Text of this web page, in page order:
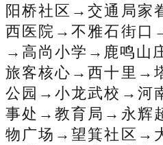
阳桥社区→交通局
西医院→不雅石街口
→高尚小学→鹿鸣山
旅客核心→西十里→
公园→小龙武校→河
事处→教育局→永辉
物广场→望箕社区→